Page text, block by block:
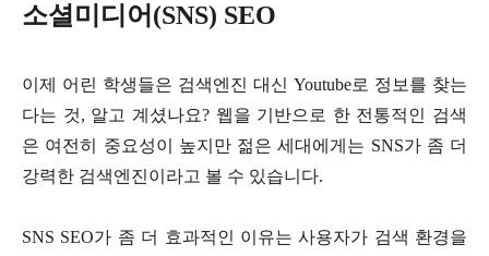
소셜미디어(SNS) SEO
이제 어린 학생들은 검색엔진 대신 Youtube로 정보를 찾는
다는 것, 알고 계셨나요? 웹을 기반으로 한 전통적인 검색
은 여전히 중요성이 높지만 젊은 세대에게는 SNS가 좀 더
강력한 검색엔진이라고 볼 수 있습니다.
SNS SEO가 좀 더 효과적인 이유는 사용자가 검색 환경을